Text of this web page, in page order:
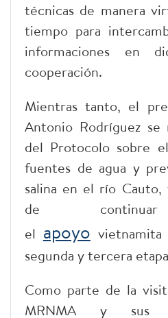
técnicas de manera
tiempo para
informaciones en
cooperación.
Mientras tanto, el
Antonio Rodríguez
del Protocolo sobre
fuentes de agua y
salina en el río
de continuar
el apoyo vietnamita
segunda y tercera
Como parte de la
MRNMA y sus